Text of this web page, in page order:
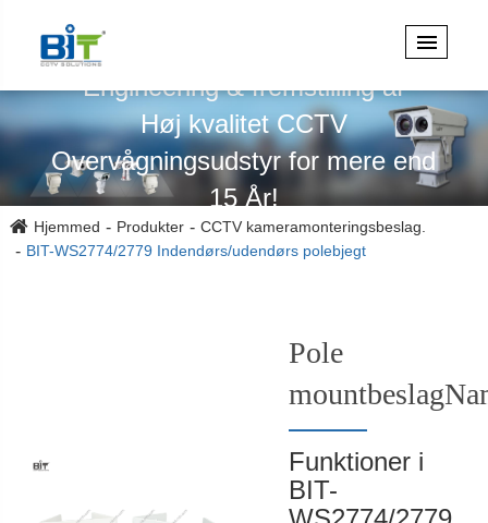
Engineering & fremstilling af
Høj kvalitet CCTV
Overvågningsudstyr for mere end
15 År!
Hjemmed Produkter
CCTV kameramonteringsbeslag.
BIT-WS2774/2779 Indendørs/udendørs polebjegt
Pole
Funktioner i
BIT-